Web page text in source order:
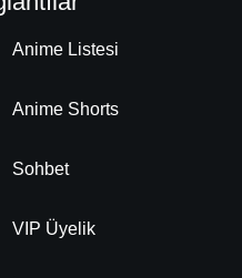
Anime Listesi
Anime Shorts
Sohbet
VIP Üyelik